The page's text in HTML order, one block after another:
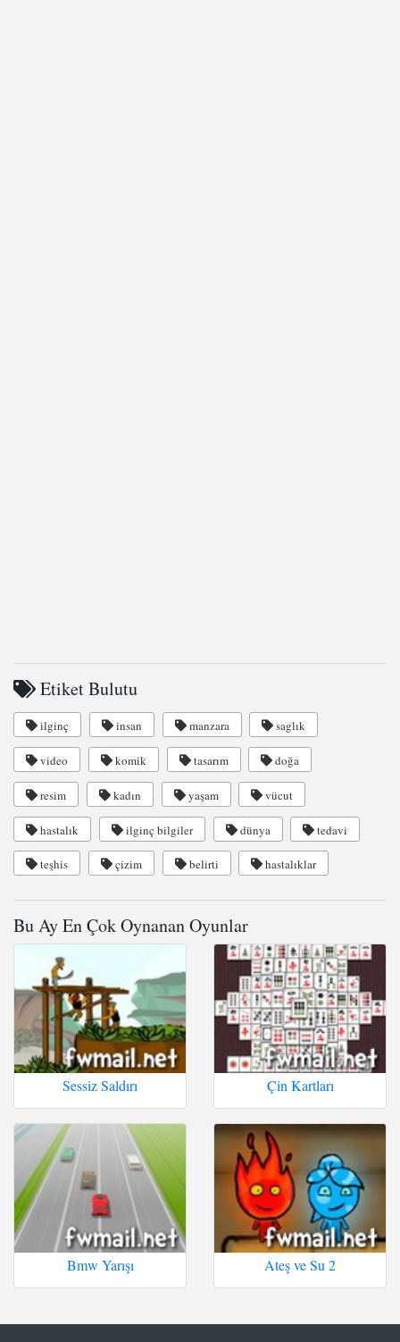
Etiket Bulutu
ilginç insan manzara saglık
video komik tasarım doğa
resim kadın yaşam vücut
hastalık ilginç bilgiler dünya tedavi
teşhis çizim belirti hastalıklar
Bu Ay En Çok Oynanan Oyunlar
Sessiz Saldırı Çin Kartları
Bmw Yarışı Ateş ve Su 2